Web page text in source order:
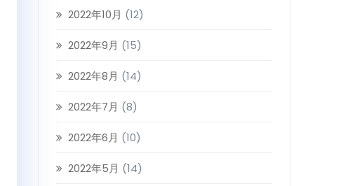
2022年10月 (12)
2022年9月 (15)
2022年8月 (14)
2022年7月 (8)
2022年6月 (10)
2022年5月 (14)